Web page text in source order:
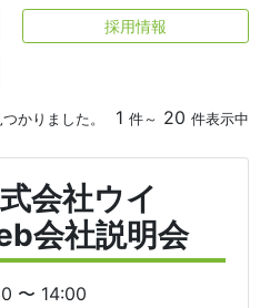
採用情報
かりました。 1 件～ 20 件表示中
会社ウイ
会社説明会
〜 14:00